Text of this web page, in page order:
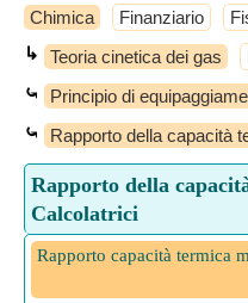
Chimica Finanziario
↳ Teoria cinetica dei gas
⤿ Principio di
⤿ Rapporto della capacità
Rapporto della
Calcolatrici
Rapporto capacità termica